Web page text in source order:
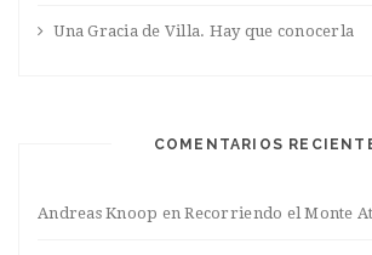
Una Gracia de Villa. Hay que conocerla
COMENTARIOS
Andreas Knoop enRecorriendo el Monte